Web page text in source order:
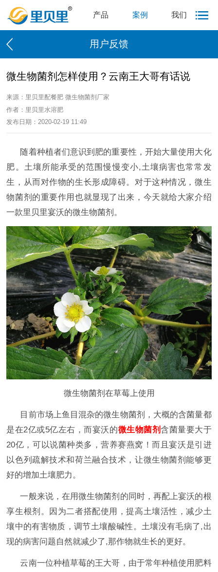
产品 案例 我们
用户反馈
微生物菌剂怎样使用？云南王大哥有话说
来源：里贝里配餐肥 微生物菌剂厂家
作者：里贝里水溶肥
发布日期：2020-02-19 11:49
随着种植者们意识到肥的重要性，开始大量使用大化
肥。土壤所能承受的范围慢慢变小,土壤病害也常常发
生，从而对作物的生长形成障碍。对于这种情况，微生
物菌剂的重要作用也就显现了出来，今天就给大家介绍
一款里贝里宴沃的微生物菌剂。
微生物菌剂在草莓上使用
目前市场上鱼目混杂的微生物菌剂，大概的含菌量都
是在2亿或5亿左右，而宴沃的微生物菌剂含菌量要大于
20亿，可以说菌种类多，营养赛燕窝！而且宴沃是引进
以色列疏解技术和荷兰融合技术，让微生物菌剂能够更
好的增加土壤肥力。
一般来说，在用微生物菌剂 的同时，再配上宴沃的根
享生根剂。因为二者搭配使用，提高土壤活性，减少土
壤中的有害物质，调节土壤酸碱性。土壤没有毛病了,出
现的病害问题自然就减少了,那作物就生长的更好。
云南一位种植草莓的王大哥，由于常年种植使用肥料